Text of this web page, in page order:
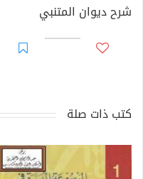
شرح ديوان المتنبي
كتب ذات صلة